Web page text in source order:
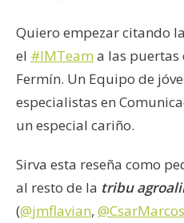
Quiero empezar citando
el #IMTeam a las puertas
Fermín. Un Equipo de
especialistas en
un especial cariño.
Sirva esta reseña como
al resto de la tribu
(@jmflavian, @CsarMarcos